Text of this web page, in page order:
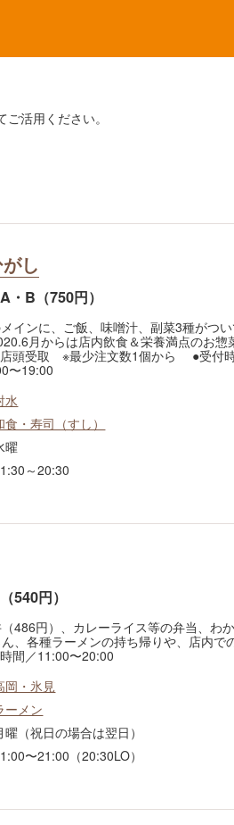
活用ください。
し
・B（750円）
インに、ご飯、味噌汁、副菜3種がつ
月からは店内飲食＆栄養満点のお
店頭受取 ※最少注文数1個から ●受付
〜19:00
水
食・寿司（すし）
曜
～20:30
540円）
486円）、カレーライス等の弁当、わ
、各種ラーメンの持ち帰りや、店内
間／11:00〜20:00
岡・氷見
ーメン
曜（祝日の場合は翌日）
〜21:00（20:30LO）